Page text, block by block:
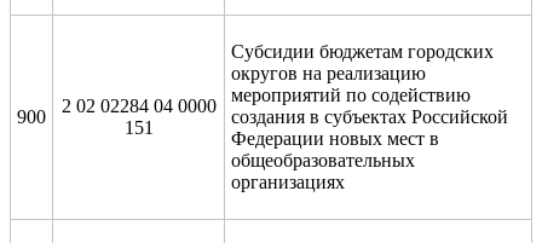
900
2 02 02284 04 0000
151
Субсидии бюджетам городских
округов на реализацию
мероприятий по содействию
создания в субъектах Российской
Федерации новых мест в
общеобразовательных
организациях